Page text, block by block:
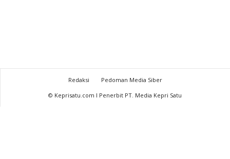
Redaksi
Pedoman Media Siber
© Keprisatu.com I Penerbit PT. Media Kepri Satu